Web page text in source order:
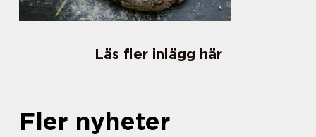
Läs fler inlägg här
Fler nyheter